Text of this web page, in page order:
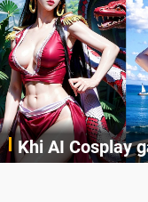
Khi AI Cosplay